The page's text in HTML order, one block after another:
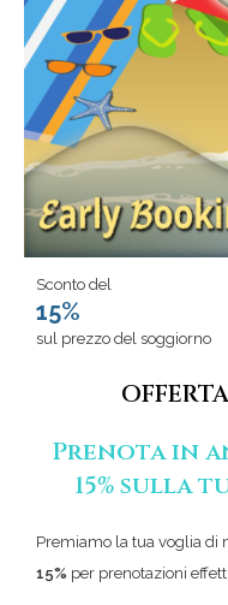
Sconto del
15%
sul prezzo del soggiorno
Prenota in
15% sulla
Premiamo la tua voglia di
15% per prenotazioni